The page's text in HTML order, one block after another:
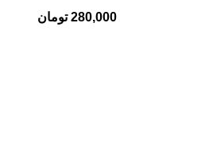
280,000 تومان